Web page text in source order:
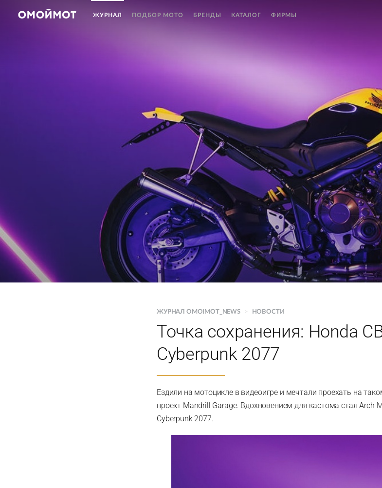
ЖУРНАЛ ПОДБОР МОТО БРЕНДЫ КАТАЛОГ ФИРМЫ
ЖУРНАЛ OMOIMOT_NEWS > НОВОСТИ
Точка сохранения: Honda
Cyberpunk 2077
Ездили на мотоцикле в видеоигре и мечтали проехать на
проект Mandrill Garage. Вдохновением для кастома стал Arch
Cyberpunk 2077.